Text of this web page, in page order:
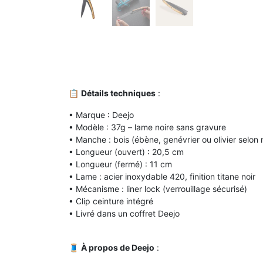
📋 Détails techniques :
• Marque : Deejo
• Modèle : 37g – lame noire sans gravure
• Manche : bois (ébène, genévrier ou olivier selon
• Longueur (ouvert) : 20,5 cm
• Longueur (fermé) : 11 cm
• Lame : acier inoxydable 420, finition titane noir
• Mécanisme : liner lock (verrouillage sécurisé)
• Clip ceinture intégré
• Livré dans un coffret Deejo
🧵 À propos de Deejo :